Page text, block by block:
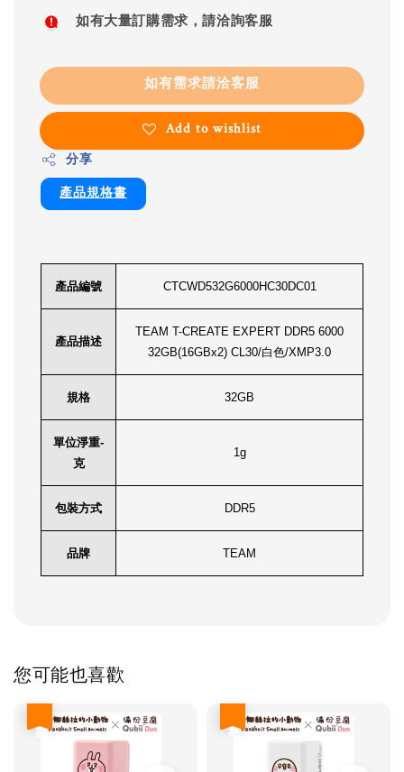
如有大量訂購需求，請洽詢客服
如有需求請洽客服
Add to wishlist
分享
產品規格書
產品編號 CTCWD532G6000HC30DC01
產品描述
TEAM T-CREATE EXPERT DDR5 6000
32GB(16GBx2) CL30/白色/XMP3.0
規格 32GB
單位淨重-
克
1g
包裝方式 DDR5
品牌 TEAM
您可能也喜歡